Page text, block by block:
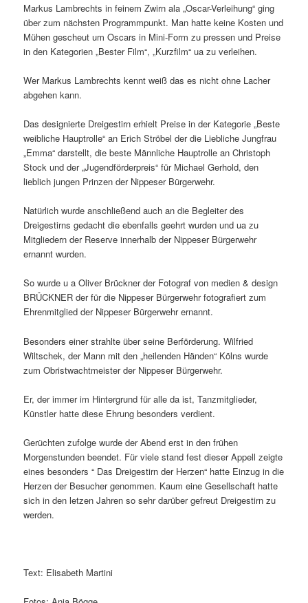
Markus Lambrechts in feinem Zwirn ala „Oscar-Verleihung“ ging
über zum nächsten Programmpunkt. Man hatte keine Kosten und
Mühen gescheut um Oscars in Mini-Form zu pressen und Preise
in den Kategorien „Bester Film“, „Kurzfilm“ ua zu verleihen.
Wer Markus Lambrechts kennt weiß das es nicht ohne Lacher
abgehen kann.
Das designierte Dreigestirn erhielt Preise in der Kategorie „Beste
weibliche Hauptrolle“ an Erich Ströbel der die Liebliche Jungfrau
„Emma“ darstellt, die beste Männliche Hauptrolle an Christoph
Stock und der „Jugendförderpreis“ für Michael Gerhold, den
lieblich jungen Prinzen der Nippeser Bürgerwehr.
Natürlich wurde anschließend auch an die Begleiter des
Dreigestirns gedacht die ebenfalls geehrt wurden und ua zu
Mitgliedern der Reserve innerhalb der Nippeser Bürgerwehr
ernannt wurden.
So wurde u a Oliver Brückner der Fotograf von medien & design
BRÜCKNER der für die Nippeser Bürgerwehr fotografiert zum
Ehrenmitglied der Nippeser Bürgerwehr ernannt.
Besonders einer strahlte über seine Berförderung. Wilfried
Wiltschek, der Mann mit den „heilenden Händen“ Kölns wurde
zum Obristwachtmeister der Nippeser Bürgerwehr.
Er, der immer im Hintergrund für alle da ist, Tanzmitglieder,
Künstler hatte diese Ehrung besonders verdient.
Gerüchten zufolge wurde der Abend erst in den frühen
Morgenstunden beendet. Für viele stand fest dieser Appell zeigte
eines besonders “ Das Dreigestirn der Herzen“ hatte Einzug in die
Herzen der Besucher genommen. Kaum eine Gesellschaft hatte
sich in den letzen Jahren so sehr darüber gefreut Dreigestirn zu
werden.
Text: Elisabeth Martini